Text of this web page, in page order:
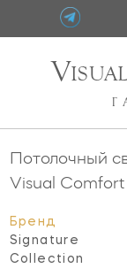
V
Потолочный
Visual Comfort
Бренд
Signature
Collection